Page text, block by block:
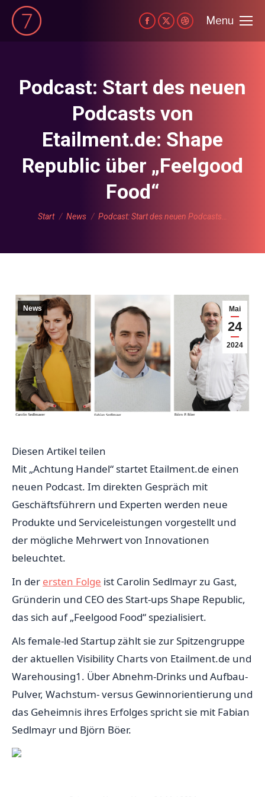
Menu
Facebook
page
new
window
X
page
new
window
Dribbble
page
new
window
Podcast: Start des neuen
Podcasts von
Etailment.de: Shape
Republic über „Feelgood
Food“
Sie befinden sich hier:
Start News Podcast: Start des neuen Podcasts…
Mai
24
2024
News
Diesen Artikel teilen
Mit „Achtung Handel“ startet Etailment.de einen
neuen Podcast. Im direkten Gespräch mit
Geschäftsführern und Experten werden neue
Produkte und Serviceleistungen vorgestellt und
der mögliche Mehrwert von Innovationen
beleuchtet.
In der ersten Folge ist Carolin Sedlmayr zu Gast,
Gründerin und CEO des Start-ups Shape Republic,
das sich auf „Feelgood Food“ spezialisiert.
Als female-led Startup zählt sie zur Spitzengruppe
der aktuellen Visibility Charts von Etailment.de und
Warehousing1. Über Abnehm-Drinks und Aufbau-
Pulver, Wachstum- versus Gewinnorientierung und
das Geheimnis ihres Erfolges spricht sie mit Fabian
Sedlmayr und Björn Böer.